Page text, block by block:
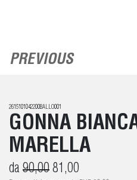
PREVIOUS
2615101042200BALLO001
GONNA
MARELLA
da 90,00 81,00